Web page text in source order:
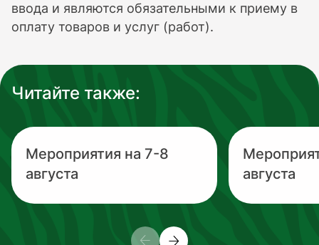
ввода и являются обязательными к приему в
оплату товаров и услуг (работ).
Читайте также:
Мероприятия на 7-8
августа
августа